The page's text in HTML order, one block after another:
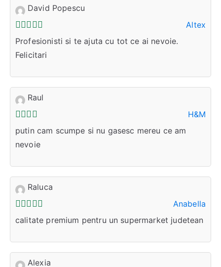
David Popescu
Altex
Profesionisti si te ajuta cu tot ce ai nevoie.
Felicitari
Raul
H&M
putin cam scumpe si nu gasesc mereu ce am
nevoie
Raluca
Anabella
calitate premium pentru un supermarket judetean
Alexia